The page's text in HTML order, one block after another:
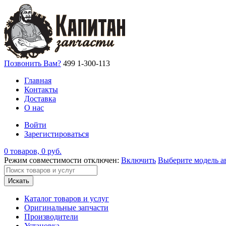
Позвонить Вам? 499 1-300-113
Главная
Контакты
Доставка
О нас
Войти
Зарегистироваться
0 товаров, 0 руб.
Режим совместимости отключен: Включить Выберите модель
Искать
Каталог товаров и услуг
Оригинальные запчасти
Производители